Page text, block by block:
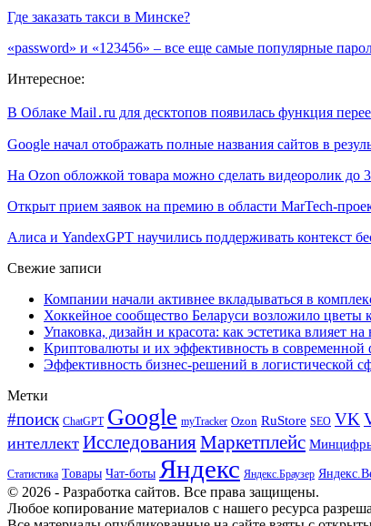
Где заказать такси в Минске?
«password» и «123456» – все еще самые популярные
Интересное:
В Облаке Mail․ru для десктопов появилась функция
Google начал отображать полные названия сайтов в
На Ozon обложкой товара можно сделать видеоролик до
Открыт прием заявок на премию в области MarTech-
Алиса и YandexGPT научились поддерживать контекст
Свежие записи
Компании начали активнее вкладываться в
Хоккейное сообщество Беларуси возложило
Упаковка, дизайн и красота: как эстетика влияет
Криптовалюты и их эффективность в современной
Эффективность бизнес-решений в логистической
Метки
#поиск ChatGPT Google myTracker Ozon RuStore SEO VK
интеллект ИсследованияМаркетплейс
Статистика Товары Чат-боты Яндекс Яндекс.Браузер
© 2026 - Разработка сайтов. Все права защищены.
Любое копирование материалов с нашего ресурса